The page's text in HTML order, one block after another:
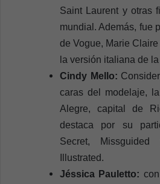
Saint Laurent y otras
mundial. Además, fue
de Vogue, Marie
la versión italiana de
Cindy Mello:
caras del modelaje,
Alegre, capital de
destaca por su
Secret,
Illustrated.
Jéssica Pauletto: